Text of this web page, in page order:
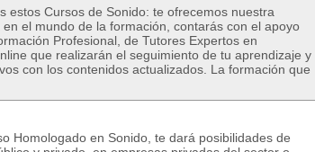
estos Cursos de Sonido: te ofrecemos nuestra
el mundo de la formación, contarás con el apoyo
Profesional, de Tutores Expertos en
que realizarán el seguimiento de tu aprendizaje y
con los contenidos actualizados. La formación que
Homologado en Sonido, te dará posibilidades de